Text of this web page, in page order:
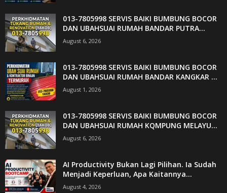
013-7805998 SERVIS BAIKI BUMBUNG BOCOR
DAN UBAHSUAI RUMAH BANDAR PUTRA...
August 6, 2026
013-7805998 SERVIS BAIKI BUMBUNG BOCOR
DAN UBAHSUAI RUMAH BANDAR KANGKAR ...
August 1, 2026
013-7805998 SERVIS BAIKI BUMBUNG BOCOR
DAN UBAHSUAI RUMAH KQMPUNG MELAYU...
August 6, 2026
AI Productivity Bukan Lagi Pilihan. Ia Sudah
Menjadi Keperluan, Apa Kaitannya...
August 4, 2026